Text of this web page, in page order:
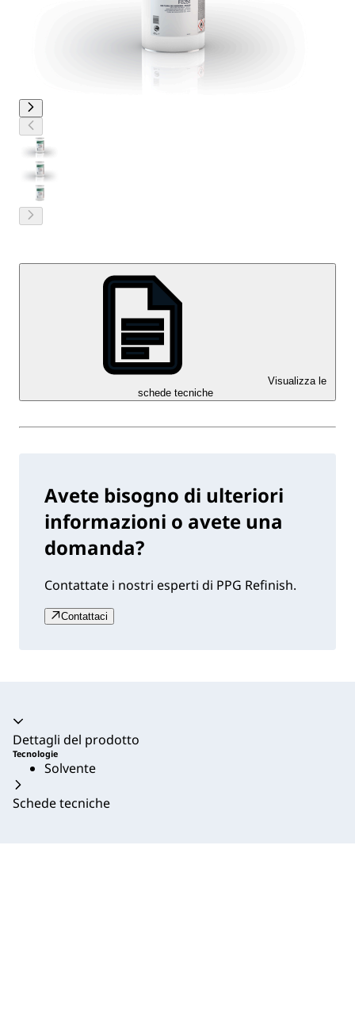
Visualizza le
schede tecniche
Avete bisogno di ulteriori
informazioni o avete una
domanda?
Contattate i nostri esperti di PPG Refinish.
Contattaci
Dettagli del prodotto
Tecnologie
Solvente
Schede tecniche